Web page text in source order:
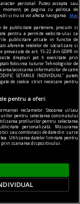
folosință
să atragă
personal. Puteți accepta sau
pe pagina cu politica de
și nu vă vor afecta navigarea.
Mai
publicitate partenere, precum si
pentru a permite website-ului sa
publicitare afisate in functie de
aferente retelelor de socializare si
de art. 15-22 din GDPR in
drepturi pot fi exercitate prin
folosirea tuturor Tehnologiilor de
accesarea informatiilor de catre
SETARILE INDIVIDUAL” puteti
de cookie strict necesare pentru
pentru a oferi:
reclamelor. Stocarea și/sau
pentru selectarea conținutului
profilurilor pentru selectarea
personalizată. Măsurarea
sau combinații de date din surse
Utilizarea datelor limitate pentru
prin scanarea dispozitivului.